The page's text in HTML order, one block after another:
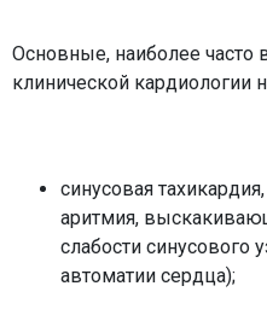
Основные, наиболее часто
клинической кардиологии
синусовая
аритмия,
слабости синусового
автоматии сердца);